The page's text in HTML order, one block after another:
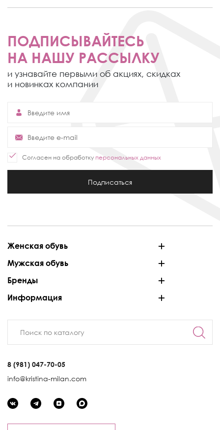
ПОДПИСЫВАЙТЕСЬ
НА НАШУ РАССЫЛКУ
и узнавайте первыми об акциях, скидках
и новинках компании
Согласен на обработку персональных данных
Подписаться
Женская обувь
Мужская обувь
Бренды
Информация
8 (981) 047-70-05
info@kristina-milan.com